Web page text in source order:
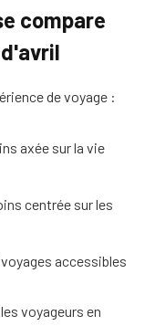
compare
de voyage :
axée sur la vie
centrée sur les
voyages accessibles
voyageurs en